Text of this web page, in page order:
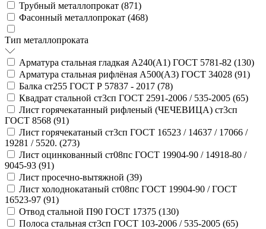
Трубный металлопрокат (871)
Фасонный металлопрокат (468)
Тип металлопроката
Арматура стальная гладкая А240(А1) ГОСТ 5781-82 (130)
Арматура стальная рифлёная А500(А3) ГОСТ 34028 (91)
Балка ст255 ГОСТ Р 57837 - 2017 (78)
Квадрат стальной ст3сп ГОСТ 2591-2006 / 535-2005 (65)
Лист горячекатанный рифленый (ЧЕЧЕВИЦА) ст3сп
ГОСТ 8568 (91)
Лист горячекатаный ст3сп ГОСТ 16523 / 14637 / 17066 /
19281 / 5520. (273)
Лист оцинкованный ст08пс ГОСТ 19904-90 / 14918-80 /
9045-93 (91)
Лист просечно-вытяжной (39)
Лист холоднокатаный ст08пс ГОСТ 19904-90 / ГОСТ
16523-97 (91)
Отвод стальной П90 ГОСТ 17375 (130)
Полоса стальная ст3сп ГОСТ 103-2006 / 535-2005 (65)